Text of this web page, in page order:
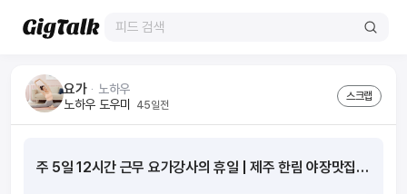
요가ᆞ 노하우
노하우 도우미
45일전
스크랩
주 5일 12시간 근무 요가강사의 휴일 | 제주 한림 야장맛집 ⛱️ 흑돼지, 해물라면, 통닭, 바다 앞 샌드위치 | 협재와 금능